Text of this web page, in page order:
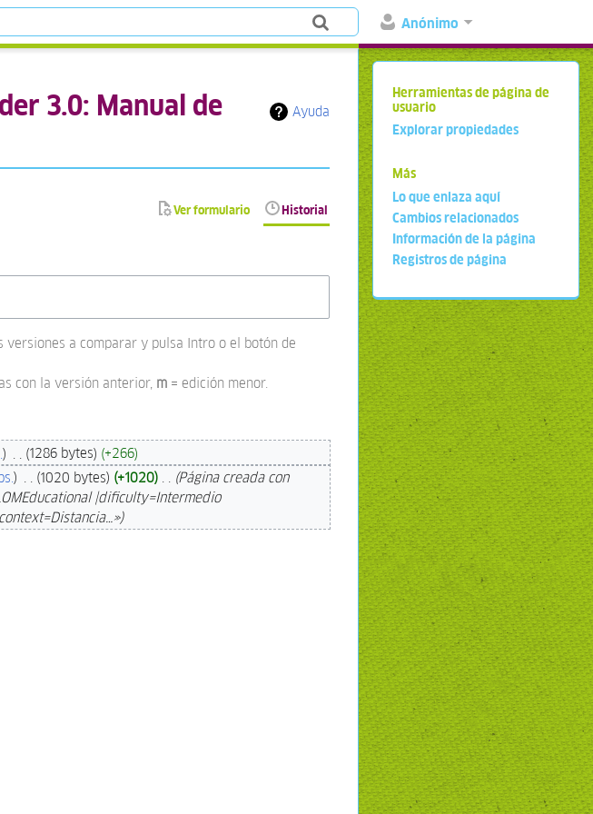
Anónimo
Ayuda
3.0: Manual de
Ver formulario Historial
a comparar y pulsa Intro o el botón de
con la versión anterior, m = edición menor.
1286 bytes
+266
1020 bytes +1020
Página creada con
|dificulty=Intermedio
Herramientas de página de
usuario
Explorar propiedades
Más
Lo que enlaza aquí
Cambios relacionados
Información de la página
Registros de página